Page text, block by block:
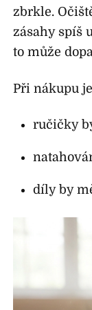
zbrkle.
zásahy spíš
to může
Při nákupu
ručičky
díly by